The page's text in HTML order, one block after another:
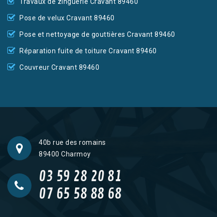
Travaux de zinguerie Cravant 89460
Pose de velux Cravant 89460
Pose et nettoyage de gouttières Cravant 89460
Réparation fuite de toiture Cravant 89460
Couvreur Cravant 89460
40b rue des romains
89400 Charmoy
03 59 28 20 81
07 65 58 88 68